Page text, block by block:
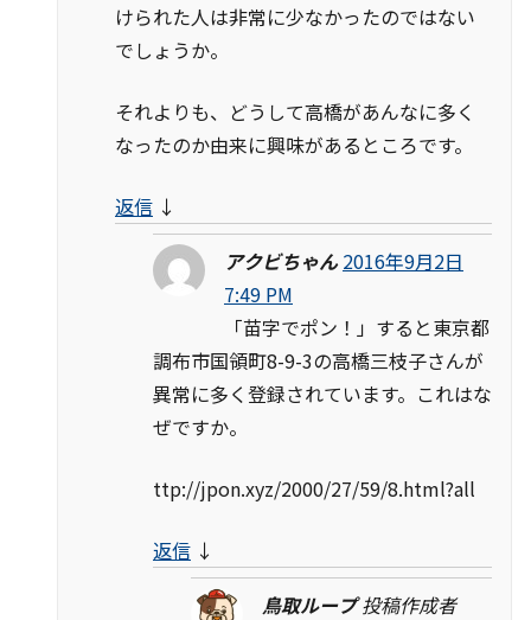
けられた人は非常に少なかったのではない
でしょうか。
それよりも、どうして高橋があんなに多く
なったのか由来に興味があるところです。
返信 ↓
アクビちゃん 2016年9月2日
7:49 PM
「苗字でポン！」すると東京都
調布市国領町8-9-3の高橋三枝子さんが
異常に多く登録されています。これはな
ぜですか。
ttp://jpon.xyz/2000/27/59/8.html?all
返信 ↓
鳥取ループ 投稿作成者